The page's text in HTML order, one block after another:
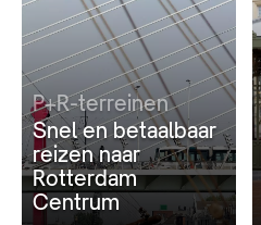
P+R-terreinen
Snel en betaalbaar
reizen naar
Rotterdam
Centrum